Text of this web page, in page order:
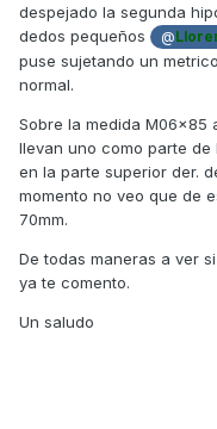
despejado la segunda
dedos pequeños
@
puse sujetando un
normal.
Sobre la medida M06x85
llevan uno como parte
en la parte superior der.
momento no veo que de
70mm.
De todas maneras a ver
ya te comento.
Un saludo